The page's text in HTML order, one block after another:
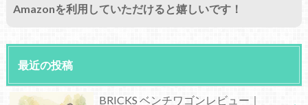
Amazonを利用していただけると嬉しいです！
最近の投稿
BRICKS ベンチワゴンレビュー｜